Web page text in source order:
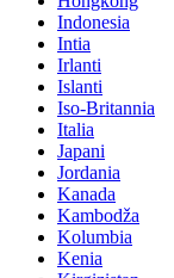
Indonesia
Intia
Irlanti
Islanti
Iso-Britannia
Italia
Japani
Jordania
Kanada
Kambodža
Kolumbia
Kenia